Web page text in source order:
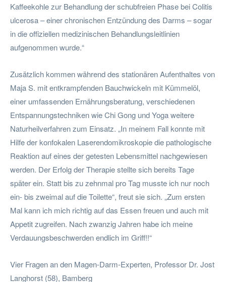
Kaffeekohle zur Behandlung der schubfreien Phase bei Colitis
ulcerosa – einer chronischen Entzündung des Darms – sogar
in die offiziellen medizinischen Behandlungsleitlinien
aufgenommen wurde.“
Zusätzlich kommen während des stationären Aufenthaltes von
Maja S. mit entkrampfenden Bauchwickeln mit Kümmelöl,
einer umfassenden Ernährungsberatung, verschiedenen
Entspannungstechniken wie Chi Gong und Yoga weitere
Naturheilverfahren zum Einsatz. „In meinem Fall konnte mit
Hilfe der konfokalen Laserendomikroskopie die pathologische
Reaktion auf eines der getesten Lebensmittel nachgewiesen
werden. Der Erfolg der Therapie stellte sich bereits Tage
später ein. Statt bis zu zehnmal pro Tag musste ich nur noch
ein- bis zweimal auf die Toilette“, freut sie sich. „Zum ersten
Mal kann ich mich richtig auf das Essen freuen und auch mit
Appetit zugreifen. Nach zwanzig Jahren habe ich meine
Verdauungsbeschwerden endlich im Griff!!“
Vier Fragen an den Magen-Darm-Experten, Professor Dr. Jost
Langhorst (58), Bamberg